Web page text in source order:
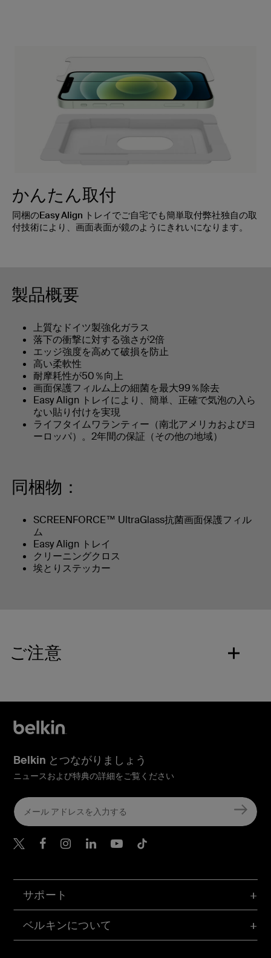
かんたん取付
同梱のEasy Align トレイでご自宅でも簡単取付弊社独自の取
付技術により、画面表面が鏡のようにきれいになります。
製品概要
上質なドイツ製強化ガラス
落下の衝撃に対する強さが2倍
エッジ強度を高めて破損を防止
高い柔軟性
耐摩耗性が50％向上
画面保護フィルム上の細菌を最大99％除去
Easy Align トレイにより、簡単、正確で気泡の入ら
ない貼り付けを実現
ライフタイムワランティー（南北アメリカおよびヨ
ーロッパ）。2年間の保証（その他の地域）
同梱物：
SCREENFORCE™ UltraGlass抗菌画面保護フィル
ム
Easy Align トレイ
クリーニングクロス
埃とりステッカー
ご注意
サポート
ベルキンについて
Belkin とつながりましょう
ニュースおよび特典の詳細をご覧ください
Belkin Twitter
Belkin Facebook
Belkin Instagram
Belkin LinkedIn
Belkin Youtube
Belkin TikTok